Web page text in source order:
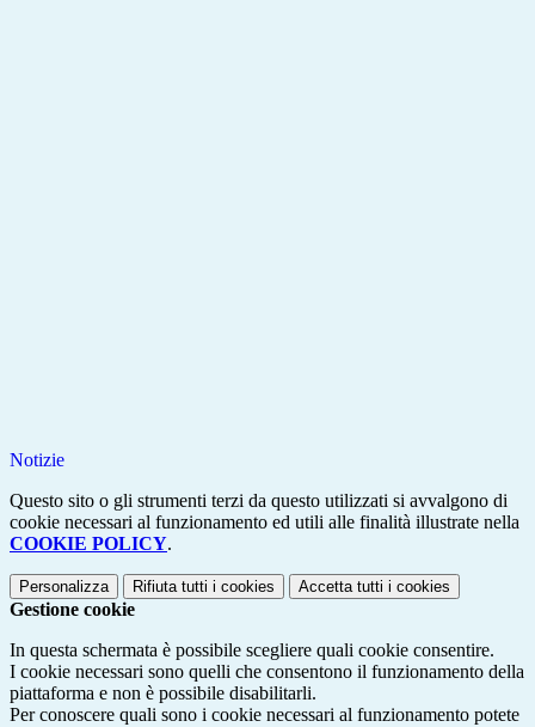
Notizie
Questo sito o gli strumenti terzi da questo utilizzati si avvalgono di
cookie necessari al funzionamento ed utili alle finalità illustrate nella
COOKIE POLICY.
Personalizza Rifiuta tutti i cookies Accetta tutti i cookies
Gestione cookie
In questa schermata è possibile scegliere quali cookie consentire.
I cookie necessari sono quelli che consentono il funzionamento della
piattaforma e non è possibile disabilitarli.
Per conoscere quali sono i cookie necessari al funzionamento potete